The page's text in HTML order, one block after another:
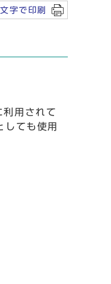
字で印刷
用されて
しても使用